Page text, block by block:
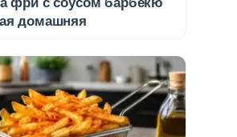
фри с соусом барбекю
домашняя